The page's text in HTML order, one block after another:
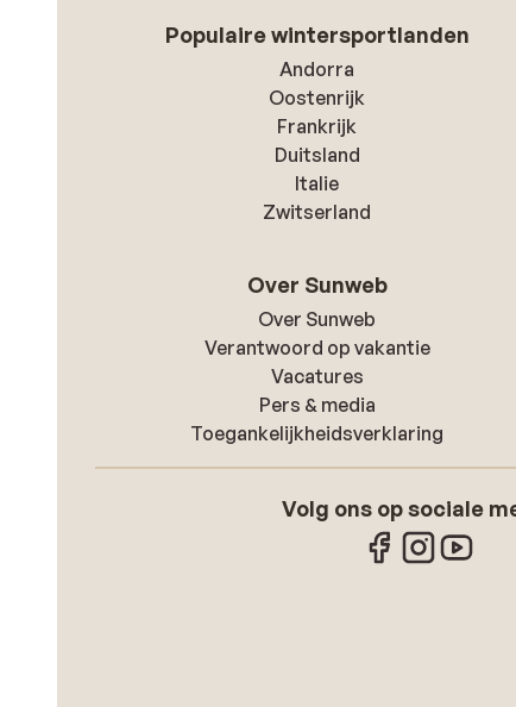
Populaire wintersportlanden
Andorra
Oostenrijk
Frankrijk
Duitsland
Italie
Zwitserland
Over Sunweb
Over Sunweb
Verantwoord op vakantie
Vacatures
Pers & media
Toegankelijkheidsverklaring
Volg ons op sociale